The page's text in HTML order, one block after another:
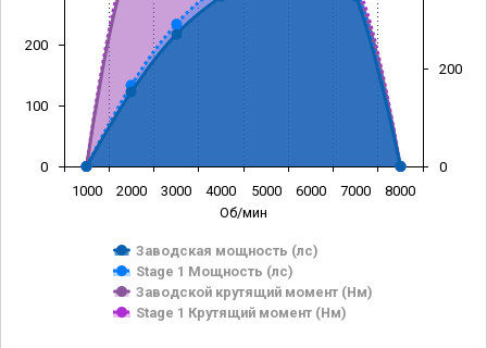
Об/мин
Заводская мощность (лс)
Stage 1 Мощность (лс)
Заводской крутящий момент (Нм)
Stage 1 Крутящий момент (Нм)
1000 2000 3000 4000 5000 6000 7000 8000
0
100
200
0
200